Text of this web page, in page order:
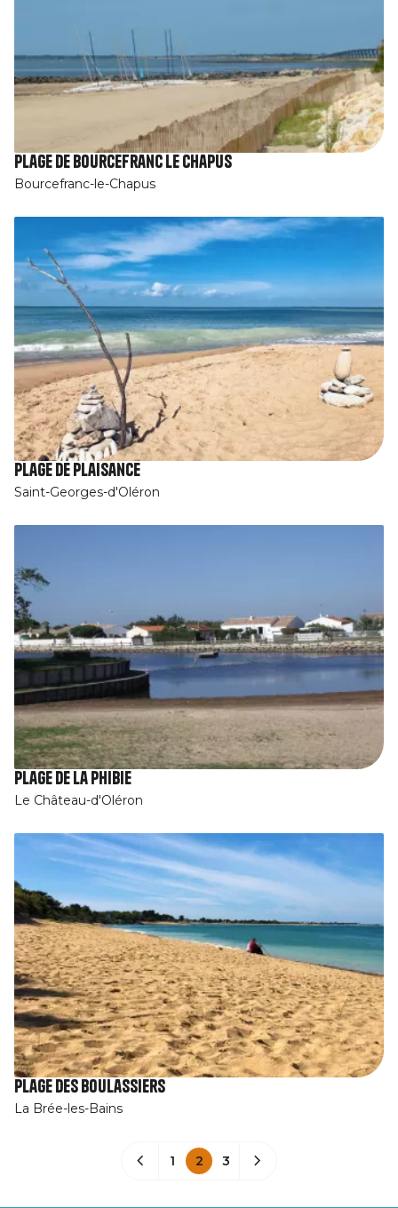
Plage de Bourcefranc le Chapus
Bourcefranc-le-Chapus
Plage de Plaisance
Saint-Georges-d'Oléron
Plage de la Phibie
Le Château-d'Oléron
Plage des Boulassiers
La Brée-les-Bains
1 2 3